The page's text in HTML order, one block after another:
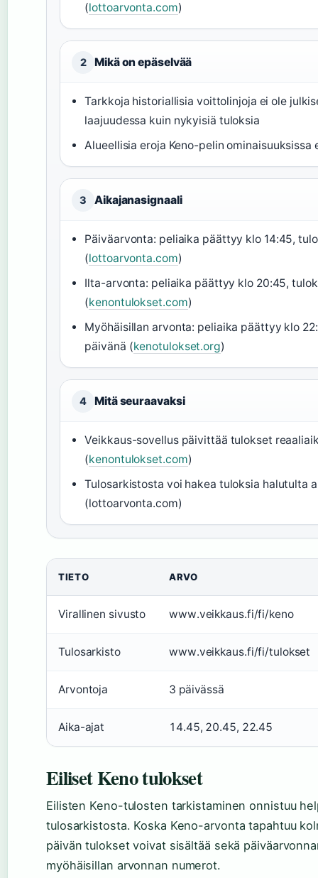
(lottoarvonta.com)
2 Mikä on epäselvää
Tarkkoja historiallisia voittolinjoja ei ole
laajuudessa kuin nykyisiä tuloksia
Alueellisia eroja Keno-pelin ominaisuuksissa
3 Aikajanasignaali
Päiväarvonta: peliaika päättyy klo 14:45,
(lottoarvonta.com)
Ilta-arvonta: peliaika päättyy klo 20:45,
(kenontulokset.com)
Myöhäisillan arvonta: peliaika päättyy klo
päivänä (kenotulokset.org)
4 Mitä seuraavaksi
Veikkaus-sovellus päivittää tulokset
(kenontulokset.com)
Tulosarkistosta voi hakea tuloksia halutulta
(lottoarvonta.com)
TIETO ARVO
Virallinen sivusto www.veikkaus.fi/fi/keno
Tulosarkisto www.veikkaus.fi/fi/tulokset
Arvontoja 3 päivässä
Aika-ajat 14.45, 20.45, 22.45
Eiliset Keno tulokset
Eilisten Keno-tulosten tarkistaminen onnistuu
tulosarkistosta. Koska Keno-arvonta tapahtuu
päivän tulokset voivat sisältää sekä
myöhäisillan arvonnan numerot.